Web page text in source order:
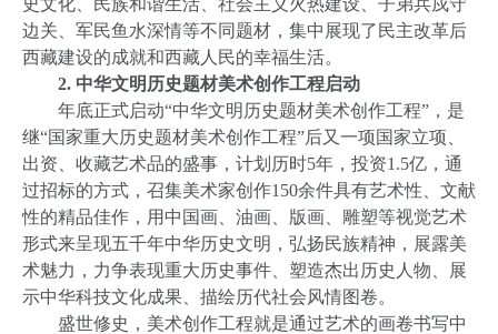
史文化、民族和谐生活、社会主义火热建设、子弟兵戍守
边关、军民鱼水深情等不同题材，集中展现了民主改革后
西藏建设的成就和西藏人民的幸福生活。
2. 中华文明历史题材美术创作工程启动
年底正式启动“中华文明历史题材美术创作工程”，是
继“国家重大历史题材美术创作工程”后又一项国家立项、
出资、收藏艺术品的盛事，计划历时5年，投资1.5亿，通
过招标的方式，召集美术家创作150余件具有艺术性、文献
性的精品佳作，用中国画、油画、版画、雕塑等视觉艺术
形式来呈现五千年中华历史文明，弘扬民族精神，展露美
术魅力，力争表现重大历史事件、塑造杰出历史人物、展
示中华科技文化成果、描绘历代社会风情图卷。
盛世修史，美术创作工程就是通过艺术的画卷书写中